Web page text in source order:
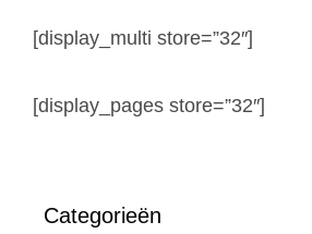
[display_multi store=”32″]
[display_pages store=”32″]
Categorieën